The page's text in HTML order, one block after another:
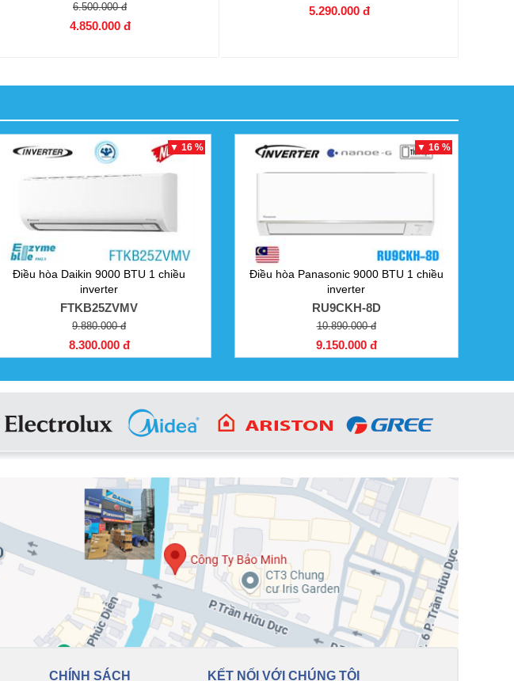
6.500.000 đ
4.850.000 đ
5.290.000 đ
▼ 16 %
Điều hòa Daikin 9000 BTU 1 chiều
inverter
FTKB25ZVMV
9.880.000 đ
8.300.000 đ
▼ 16 %
Điều hòa Panasonic 9000 BTU 1 chiều
inverter
RU9CKH-8D
10.890.000 đ
9.150.000 đ
CHÍNH SÁCH KẾT NỐI VỚI CHÚNG TÔI